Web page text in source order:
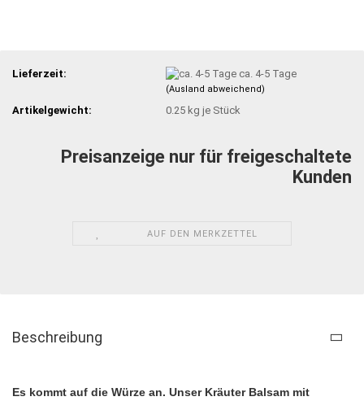
Lieferzeit: ca. 4-5 Tage
(Ausland abweichend)
Artikelgewicht: 0.25 kg je Stück
Preisanzeige nur für freigeschaltete
Kunden
AUF DEN MERKZETTEL
Beschreibung
Es kommt auf die Würze an. Unser Kräuter Balsam mit